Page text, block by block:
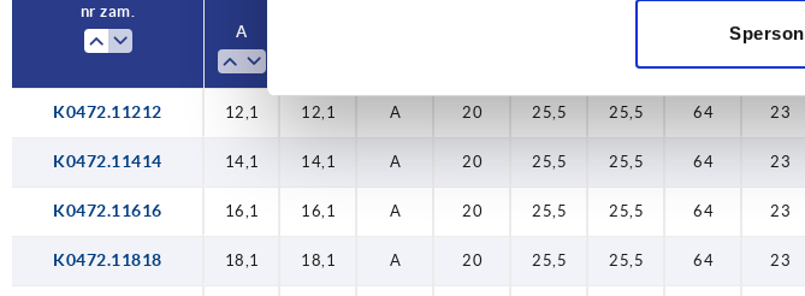
40,17 40,17
nr zam.
A
P
K0472.11212 12,1 12,1 A 20 25,5 25,5 64 23
K0472.11414 14,1 14,1 A 20 25,5 25,5 64 23
K0472.11616 16,1 16,1 A 20 25,5 25,5 64 23
K0472.11818 18,1 18,1 A 20 25,5 25,5 64 23